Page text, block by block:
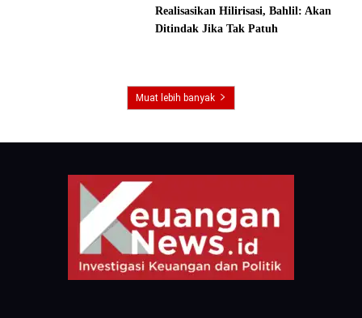
Realisasikan Hilirisasi, Bahlil: Akan
Ditindak Jika Tak Patuh
Muat lebih banyak